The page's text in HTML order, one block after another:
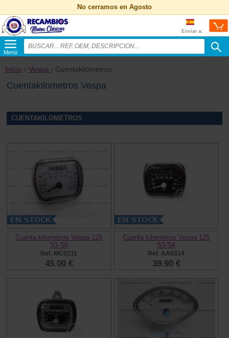
No cerramos en Agosto
Envíar a:
Menú
Inicio › Vespa › Cuentakilómetros
Cuentakilometros Vespa
CUENTAKILOMETROS
Cuenta kilometros Vespa 125
'53-'56
Ref. MC0211
45.00 €
Cuenta kilometros Vespa 125
'53-'56
Ref. AA0314
39.90 €